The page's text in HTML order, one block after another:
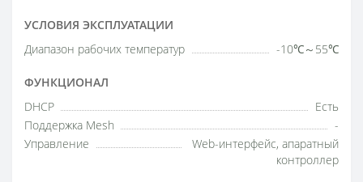
УСЛОВИЯ ЭКСПЛУАТАЦИИ
Диапазон рабочих температур -10℃～55℃
ФУНКЦИОНАЛ
DHCP
Есть
Поддержка Mesh
-
Управление
Web-интерфейс, апаратный
контроллер